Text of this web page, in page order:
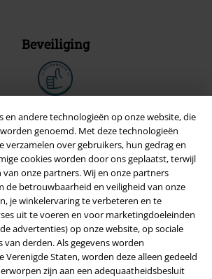
en andere technologieën op onze website, die
worden genoemd. Met deze technologieën
verzamelen over gebruikers, hun gedrag en
cookies worden door ons geplaatst, terwijl
onze partners. Wij en onze partners
de betrouwbaarheid en veiligheid van onze
je winkelervaring te verbeteren en te
uit te voeren en voor marketingdoeleinden
advertenties) op onze website, op sociale
van derden. Als gegevens worden
Verenigde Staten, worden deze alleen gedeeld
zijn aan een adequaatheidsbesluit
Beveiliging